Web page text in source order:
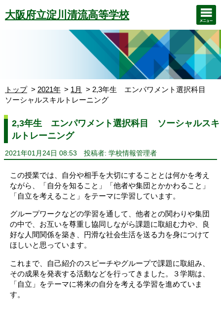
大阪府立淀川清流高等学校
トップ 2021年 1月
2,3年生 エンパワメント選択科目
ソーシャルスキルトレーニング
2,3年生 エンパワメント選択科目 ソーシャルスキ
ルトレーニング
2021年01月24日 08:53 投稿者: 学校情報管理者
この授業では、自分や相手を大切にすることとは何かを考え
ながら、「自分を知ること」「他者や集団とかかわること」
「自立を考えること」をテーマに学習しています。
グループワークなどの学習を通して、他者との関わりや集団
の中で、お互いを尊重し協同しながら課題に取組む力や、良
好な人間関係を築き、円滑な社会生活を送る力を身につけて
ほしいと思っています。
これまで、自己紹介のスピーチやグループで課題に取組み、
その成果を発表する活動などを行ってきました。３学期は、
「自立」をテーマに将来の自分を考える学習を進めていま
す。